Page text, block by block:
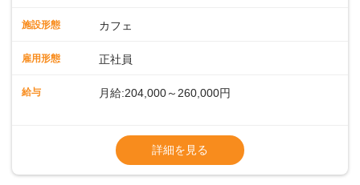
年齢層が活躍しており、チームワークも抜群です。基本マニ
業務に馴染める環境です。「カフェの接客は初めて」という
ッフとして経験を積んだ後、店長を目指してみませんか。売
よ♪あなたも、無理なくステップアップできる環境で、少しず
つ成長していきませんか？
施設形態 カフェ
雇用形態 正社員
給与 月給:204,000～260,000円
ます・東日本エリア：月給21万4000～27万
※経験・スキルを考慮の上、決定します。
詳細を見る